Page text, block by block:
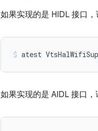
如果实现的是 HIDL 接口，
atest
如果实现的是 AIDL 接口，